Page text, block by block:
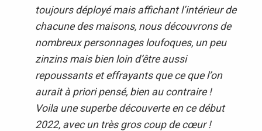
toujours déployé mais affichant l’intérieur de
chacune des maisons, nous découvrons de
nombreux personnages loufoques, un peu
zinzins mais bien loin d’être aussi
repoussants et effrayants que ce que l’on
aurait à priori pensé, bien au contraire !
Voila une superbe découverte en ce début
2022, avec un très gros coup de cœur !